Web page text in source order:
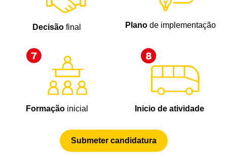
Decisão final Planode implementação
Formaçãoinicial Inicio de atividade
Submeter candidatura